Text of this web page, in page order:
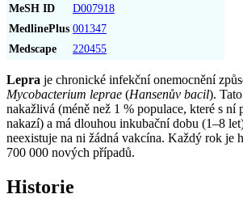
MeSH ID
D007918
MedlinePlus 001347
Medscape
220455
Lepra je chronické infekční onemocnění
Mycobacterium leprae (Hansenův bacil).
nakažlivá (méně než 1 % populace, které s ní
nakazí) a má dlouhou inkubační dobu (1–8
neexistuje na ni žádná vakcína. Každý rok je
700 000 nových případů.
Historie